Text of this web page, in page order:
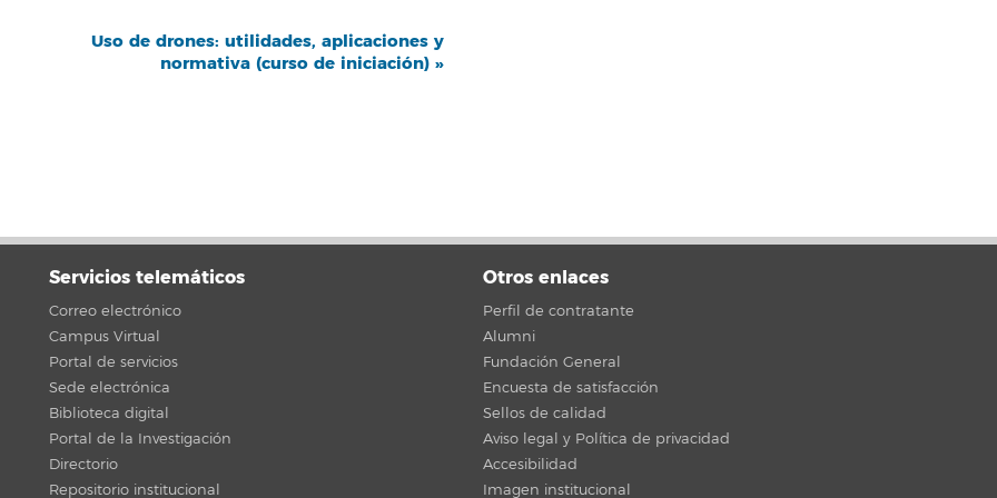
Uso de drones: utilidades, aplicaciones y
normativa (curso de iniciación) »
Servicios telemáticos
Correo electrónico
Campus Virtual
Portal de servicios
Sede electrónica
Biblioteca digital
Portal de la Investigación
Directorio
Repositorio institucional
Otros enlaces
Perfil de contratante
Alumni
Fundación General
Encuesta de satisfacción
Sellos de calidad
Aviso legal y Política de privacidad
Accesibilidad
Imagen institucional